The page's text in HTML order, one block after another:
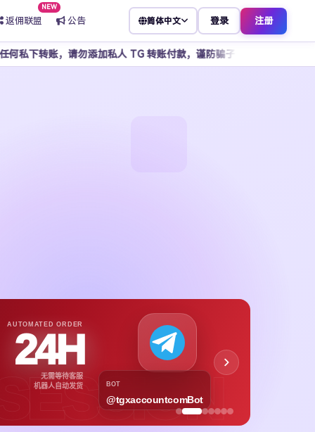
返佣联盟
NEW
公告 简体中文 登录 注册
加私人 TG 转账付款，谨防骗子冒充客服，所有操作请通过官方平台完
AUTOMATED ORDER
24H
无需等待客服
机器人自动发货
BOT
@tgxaccountcomBot